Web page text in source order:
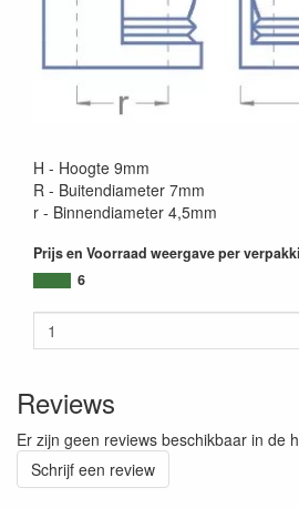
H - Hoogte 9mm
R - Buitendiameter 7mm
r - Binnendiameter 4,5mm
Prijs en Voorraad weergave per
6
Reviews
Er zijn geen reviews beschikbaar in de
Schrijf een review